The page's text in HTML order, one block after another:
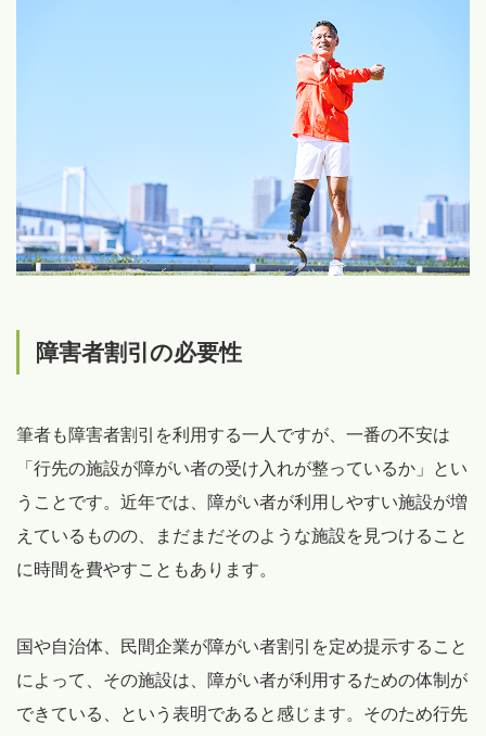
障害者割引の必要性
筆者も障害者割引を利用する一人ですが、一番の不安は
「行先の施設が障がい者の受け入れが整っているか」とい
うことです。近年では、障がい者が利用しやすい施設が増
えているものの、まだまだそのような施設を見つけること
に時間を費やすこともあります。
国や自治体、民間企業が障がい者割引を定め提示すること
によって、その施設は、障がい者が利用するための体制が
できている、という表明であると感じます。そのため行先